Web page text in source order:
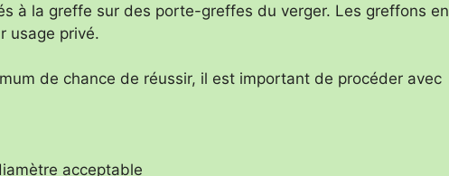
à la greffe sur des porte-greffes du verger. Les greffons en
usage privé.
de chance de réussir, il est important de procéder avec
acceptable